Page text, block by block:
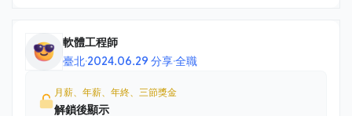
軟體工程師
臺北·2024.06.29 分享·全職
月薪、年薪、年終、三節獎金
解鎖後顯示